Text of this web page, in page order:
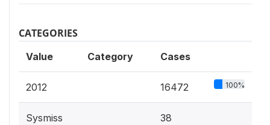
CATEGORIES
Value Category Cases
2012 16472 100%
Sysmiss 38